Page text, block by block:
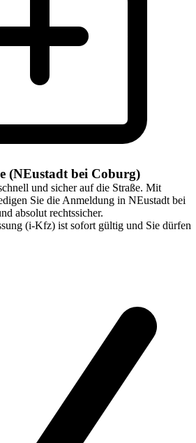
(NEustadt bei Coburg)
und sicher auf die Straße. Mit
Sie die Anmeldung in NEustadt bei
absolut rechtssicher.
(i-Kfz) ist sofort gültig und Sie dürfen